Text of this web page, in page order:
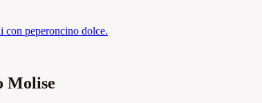
con peperoncino dolce.
Molise